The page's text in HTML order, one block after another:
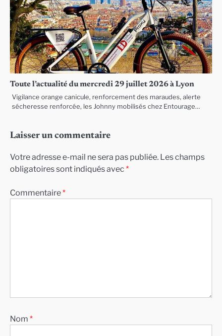
Toute l’actualité du mercredi 29 juillet 2026 à Lyon
Vigilance orange canicule, renforcement des maraudes, alerte
sécheresse renforcée, les Johnny mobilisés chez Entourage…
Laisser un commentaire
Votre adresse e-mail ne sera pas publiée. Les champs
obligatoires sont indiqués avec *
Commentaire*
Nom *